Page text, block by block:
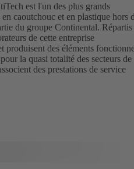
est l'un des plus grands
caoutchouc et en plastique hors
du groupe Continental. Répartis
de cette entreprise
produisent des éléments
la quasi totalité des secteurs de
des prestations de service